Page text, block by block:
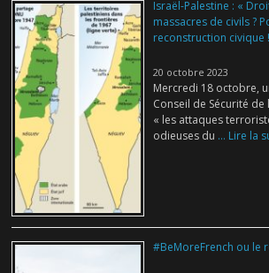
Israël-Palestine : «
massacres de civils ?
reconstruction civique !
20 octobre 2023
Mercredi 18 octobre,
Conseil de Sécurité de
« les attaques
odieuses du ... Lire la
#BeMoreFrench ou le